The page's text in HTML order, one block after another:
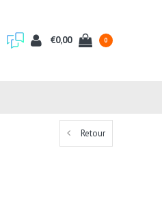
€0,00 0
Retour